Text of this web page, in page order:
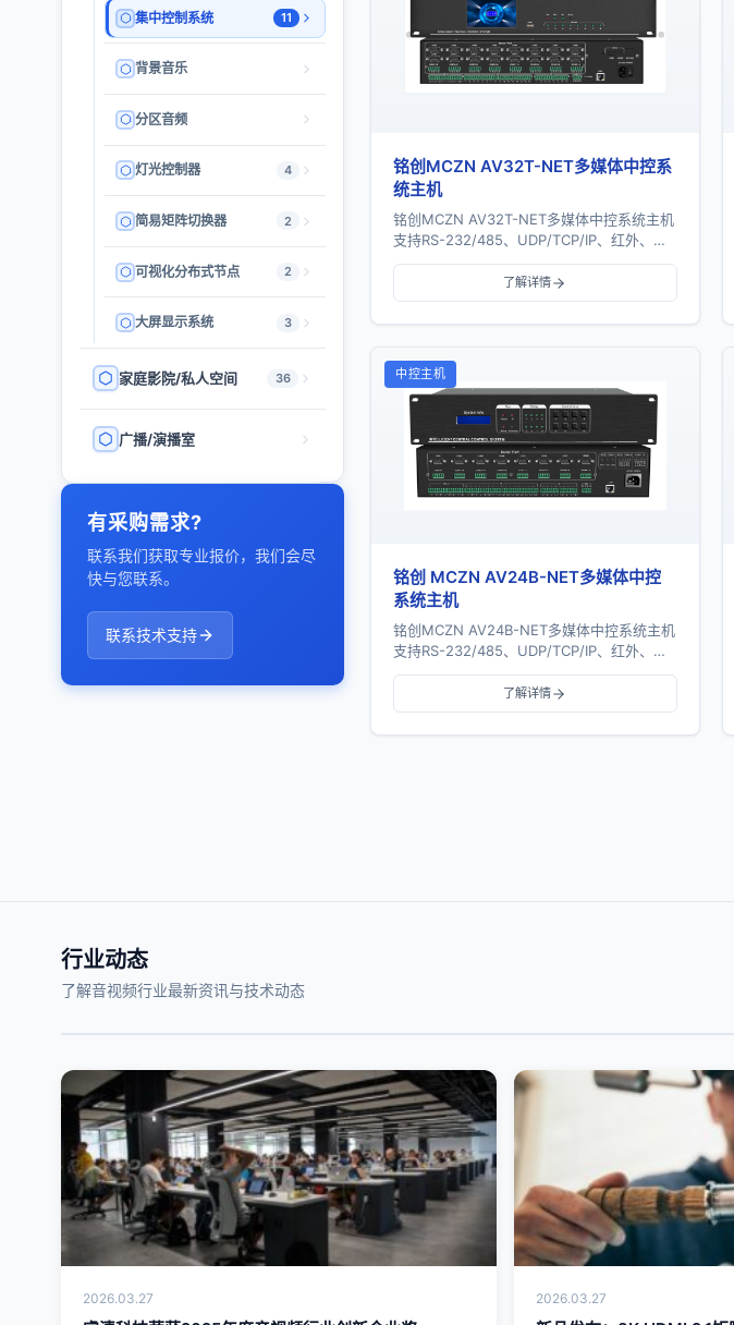
集中控制系统 11
背景音乐
分区音频
灯光控制器 4
简易矩阵切换器 2
可视化分布式节点 2
大屏显示系统 3
家庭影院/私人空间 36
广播/演播室
有采购需求?
联系我们获取专业报价，我们会尽
快与您联系。
联系技术支持
铭创MCZN AV32T-NET多媒体中控系
统主机
铭创MCZN AV32T-NET多媒体中控系统主机
支持RS-232/485、UDP/TCP/IP、红外、
IO、开关量等多协议通信。主机配备32个串
了解详情
中控主机
铭创 MCZN AV24B-NET多媒体中控
系统主机
铭创MCZN AV24B-NET多媒体中控系统主机
支持RS-232/485、UDP/TCP/IP、红外、
IO、开关量等多协议通信。主机配备24个串
了解详情
行业动态
了解音视频行业最新资讯与技术动态
2026.03.27 2026.03.27